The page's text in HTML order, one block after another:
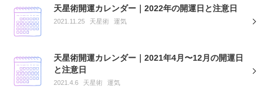
天星術開運カレンダー｜2022年の開運日と注意日
2021.11.25 天星術 運気
天星術開運カレンダー｜2021年4月〜12月の開運日
と注意日
2021.4.6 天星術 運気